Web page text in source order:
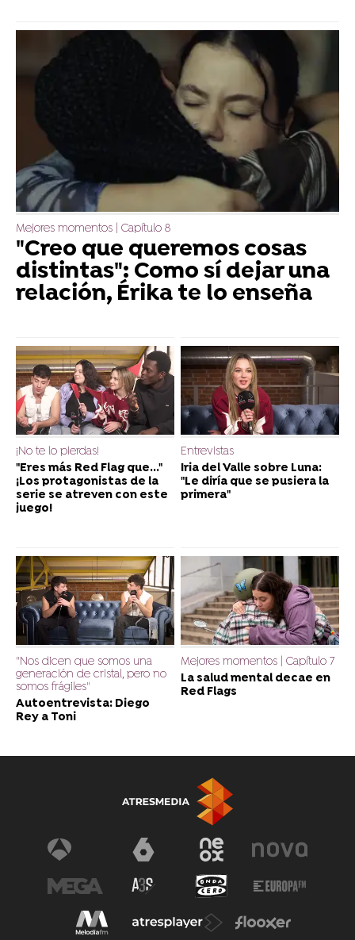
Mejores momentos | Capítulo 8
"Creo que queremos cosas
distintas": Como sí dejar una
relación, Érika te lo enseña
¡No te lo pierdas!
"Eres más Red Flag que..."
¡Los protagonistas de la
serie se atreven con este
juego!
Entrevistas
Iria del Valle sobre Luna:
"Le diría que se pusiera la
primera"
"Nos dicen que somos una
generación de cristal, pero no
somos frágiles"
Autoentrevista: Diego
Rey a Toni
Mejores momentos | Capítulo 7
La salud mental decae en
Red Flags